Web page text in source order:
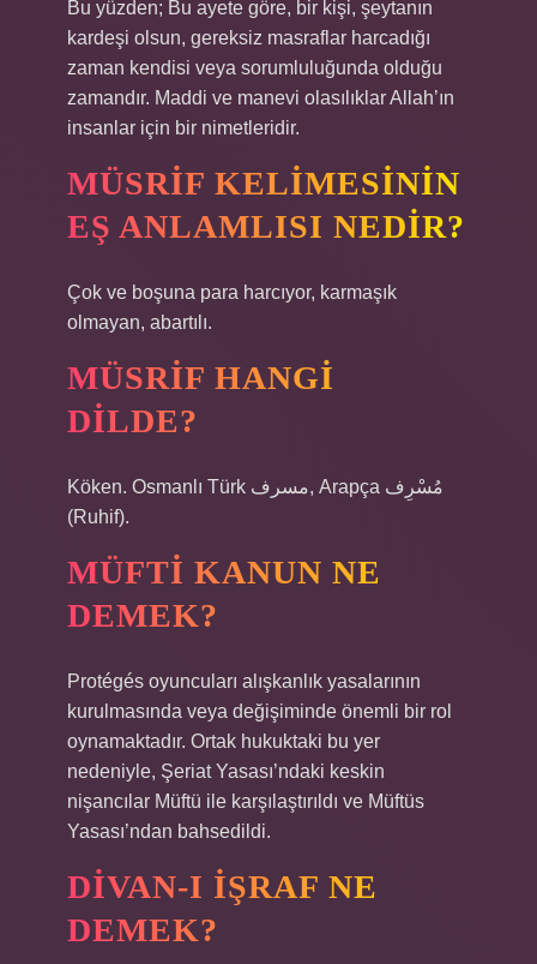
Bu yüzden; Bu ayete göre, bir kişi, şeytanın
kardeşi olsun, gereksiz masraflar harcadığı
zaman kendisi veya sorumluluğunda olduğu
zamandır. Maddi ve manevi olasılıklar Allah’ın
insanlar için bir nimetleridir.
MÜSRIF KELIMESININ
EŞ ANLAMLISI NEDIR?
Çok ve boşuna para harcıyor, karmaşık
olmayan, abartılı.
MÜSRIF HANGI
DILDE?
Köken. Osmanlı Türk مسرف, Arapça مُسْرِف
(Ruhif).
MÜFTI KANUN NE
DEMEK?
Protégés oyuncuları alışkanlık yasalarının
kurulmasında veya değişiminde önemli bir rol
oynamaktadır. Ortak hukuktaki bu yer
nedeniyle, Şeriat Yasası’ndaki keskin
nişancılar Müftü ile karşılaştırıldı ve Müftüs
Yasası’ndan bahsedildi.
DIVAN-I IŞRAF NE
DEMEK?